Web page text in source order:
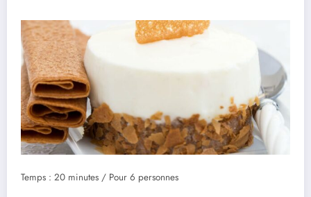
Temps : 20 minutes / Pour 6 personnes